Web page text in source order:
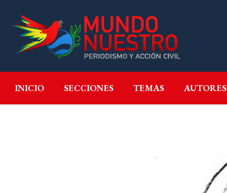
INICIO SECCIONES TEMAS AUTORES
INICIO SECCIONES